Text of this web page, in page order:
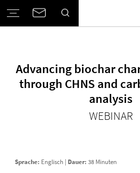
Advancing biochar
through CHNS and
analysis
WEBINAR
Sprache: Englisch | Dauer: 38 Minuten